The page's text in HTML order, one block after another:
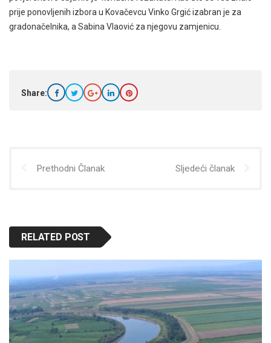
prije ponovljenih izbora u Kovačevcu Vinko Grgić izabran je za
gradonačelnika, a Sabina Vlaović za njegovu zamjenicu.
Share:
Prethodni Članak Sljedeći članak
RELATED POST